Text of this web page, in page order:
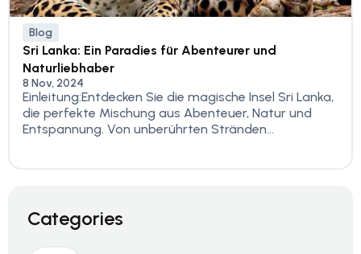
Blog
Sri Lanka: Ein Paradies für Abenteurer und
Naturliebhaber
8 Nov, 2024
Einleitung:Entdecken Sie die magische Insel Sri Lanka,
die perfekte Mischung aus Abenteuer, Natur und
Entspannung. Von unberührten Stränden...
Categories